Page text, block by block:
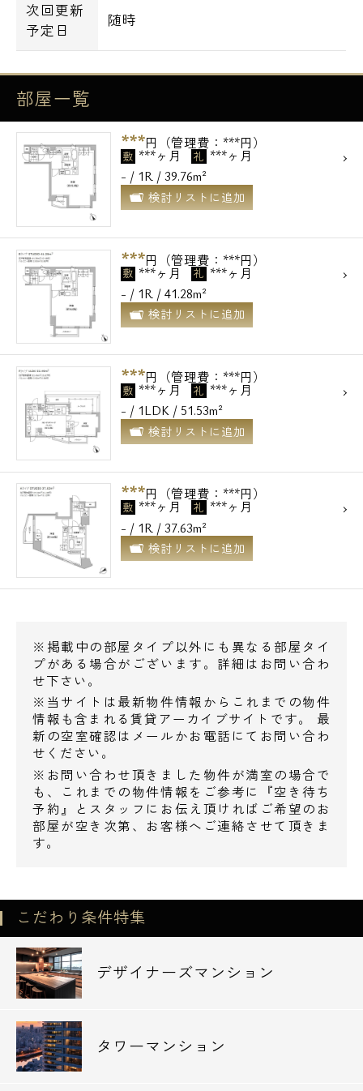
次回更新
予定日
随時
部屋一覧
***円（管理費：***円）
敷 ***ヶ月 礼 ***ヶ月
- / 1R / 39.76m²
検討リストに追加
***円（管理費：***円）
敷 ***ヶ月 礼 ***ヶ月
- / 1R / 41.28m²
検討リストに追加
***円（管理費：***円）
敷 ***ヶ月 礼 ***ヶ月
- / 1LDK / 51.53m²
検討リストに追加
***円（管理費：***円）
敷 ***ヶ月 礼 ***ヶ月
- / 1R / 37.63m²
検討リストに追加
※掲載中の部屋タイプ以外にも異なる部屋タイ
プがある場合がございます。詳細はお問い合わ
せ下さい。
※当サイトは最新物件情報からこれまでの物件
情報も含まれる賃貸アーカイブサイトです。 最
新の空室確認はメールかお電話にてお問い合わ
せください。
※お問い合わせ頂きました物件が満室の場合で
も、これまでの物件情報をご参考に『空き待ち
予約』とスタッフにお伝え頂ければご希望のお
部屋が空き次第、お客様へご連絡させて頂きま
す。
こだわり条件特集
デザイナーズマンション
タワーマンション
電話でお問い合わせ
営業時間 10：00～18：00
メールでお問い合わせ
お問い合わせ